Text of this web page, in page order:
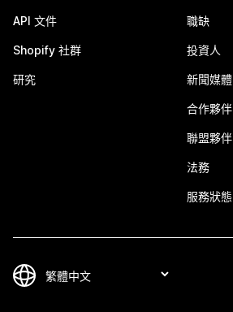
API 文件
Shopify 社群
研究
職缺
投資人
新聞媒體
合作夥伴
聯盟夥伴
法務
服務狀態